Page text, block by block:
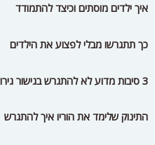
איך ילדים מוסתים וכיצד להתמודד
כך תתגרשו מבלי לפצוע את הילדים
3 סיבות מדוע לא להתגרש בגישור גירושין
התינוק שלימד את הוריו איך להתגרש